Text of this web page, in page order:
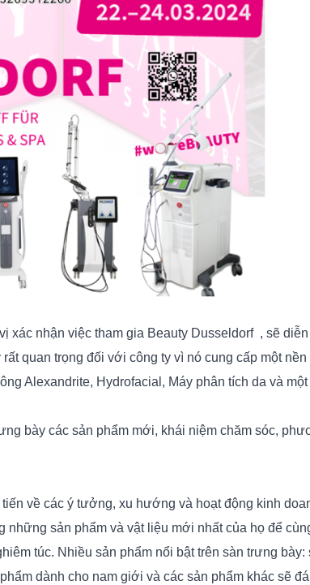
xác nhận việc tham gia Beauty Dusseldorf , sẽ
quan trọng đối với công ty vì nó cung cấp một
Alexandrite, Hydrofacial, Máy phân tích da và
bày các sản phẩm mới, khái niệm chăm sóc,
về các ý tưởng, xu hướng và hoạt động kinh
sản phẩm và vật liệu mới nhất của họ để
túc. Nhiều sản phẩm nổi bật trên sàn trưng
dành cho nam giới và các sản phẩm khác sẽ